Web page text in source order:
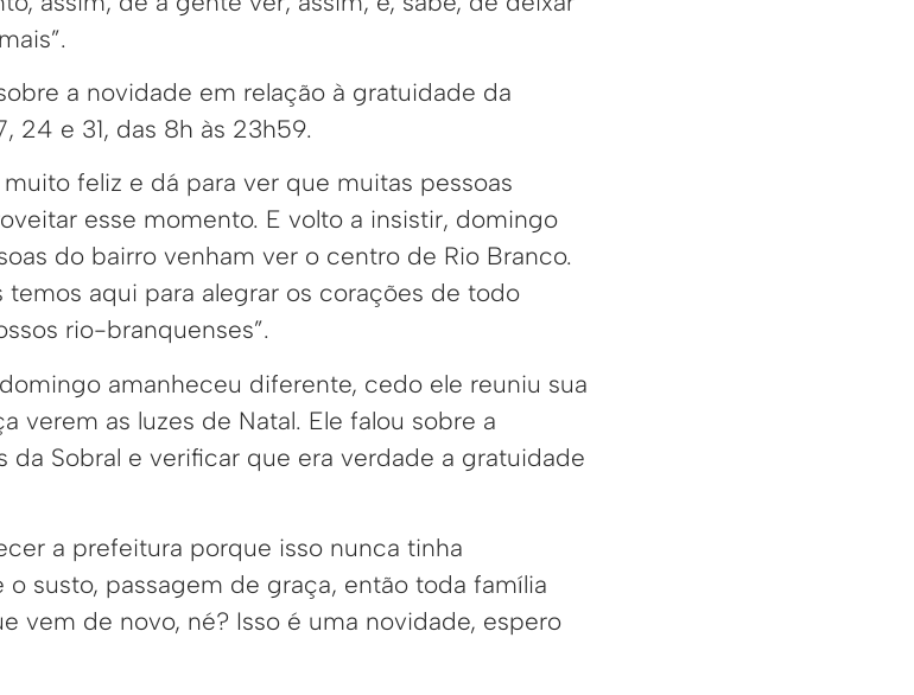
a novidade em relação à gratuidade da
24 e 31, das 8h às 23h59.
feliz e dá para ver que muitas pessoas
esse momento. E volto a insistir, domingo
do bairro venham ver o centro de Rio Branco.
aqui para alegrar os corações de todo
rio-branquenses”.
amanheceu diferente, cedo ele reuniu sua
verem as luzes de Natal. Ele falou sobre a
Sobral e verificar que era verdade a gratuidade
a prefeitura porque isso nunca tinha
susto, passagem de graça, então toda família
vem de novo, né? Isso é uma novidade, espero